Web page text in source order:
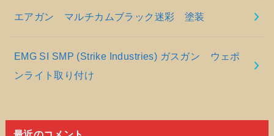
エアガン マルチカムブラック迷彩 塗装
EMG SI SMP (Strike Industries) ガスガン ウェポ
ンライト取り付け